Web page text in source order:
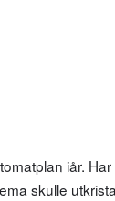
iår.
skulle